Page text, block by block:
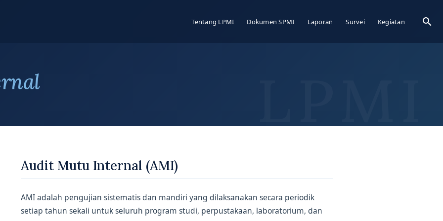
Tentang LPMI Dokumen SPMI Laporan Survei Kegiatan
Audit Mutu Internal (AMI)
AMI adalah pengujian sistematis dan mandiri yang dilaksanakan secara periodik
setiap tahun sekali untuk seluruh program studi, perpustakaan, laboratorium, dan